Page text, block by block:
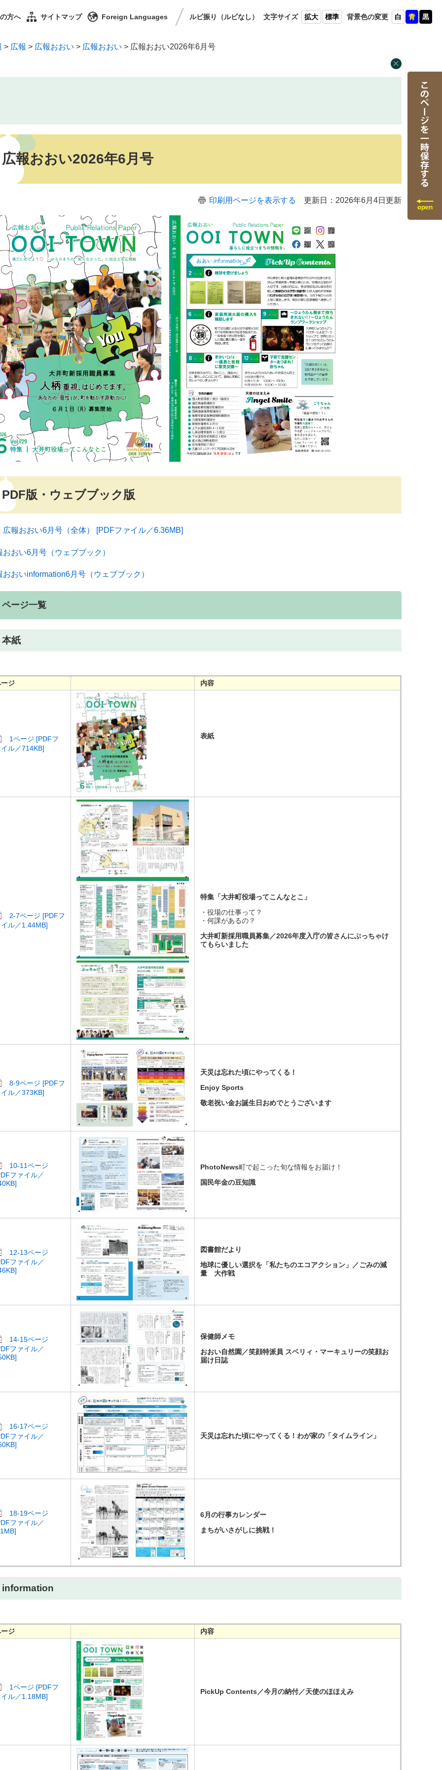
方へ サイトマップ Foreign Languages ルビ振り （ルビなし） 文字サイズ 拡大 標準 背景色の変更 白 青 黒
> 広報 > 広報おおい > 広報おおい > 広報おおい2026年6月号
広報おおい2026年6月号
印刷用ページを表示する 更新日：2026年6月4日更新
PDF版・ウェブブック版
広報おおい6月号（全体） [PDFファイル／6.36MB]
おおい6月号（ウェブブック）
おおいinformation6月号（ウェブブック）
ページ一覧
本紙
ジ 内容
1ページ [PDFフ
ル／714KB]
表紙
2-7ページ [PDFフ
ル／1.44MB]
特集「大井町役場ってこんなとこ」
・役場の仕事って？
・何課があるの？
大井町新採用職員募集／2026年度入庁の皆さんにぶっちゃけ
てもらいました
8-9ページ [PDFフ
ル／373KB]
天災は忘れた頃にやってくる！
Enjoy Sports
敬老祝い金お誕生日おめでとうございます
10-11ページ
ファイル／
PhotoNews町で起こった旬な情報をお届け！
国民年金の豆知識
12-13ページ
ファイル／
図書館だより
地球に優しい選択を「私たちのエコアクション」／ごみの減
量 大作戦
14-15ページ
ファイル／
​保健師メモ​
おおい自然園／笑顔特派員 スベリィ・マーキュリーの笑顔お
届け日誌
16-17ページ
ファイル／
天災は忘れた頃にやってくる！わが家の「タイムライン」
18-19ページ
ファイル／
6月の行事カレンダー
まちがいさがしに挑戦！
information
ジ 内容
1ページ [PDFフ
ル／1.18MB]
PickUp Contents／今月の納付／天使のほほえみ